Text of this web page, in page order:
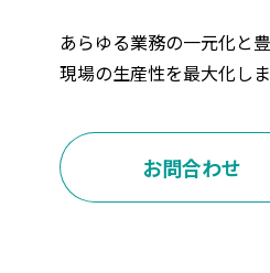
あらゆる業務の一元化と
現場の生産性を最大化しま
お問合わせ